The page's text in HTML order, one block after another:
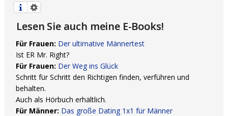
Lesen Sie auch meine E-Books!
Für Frauen: Der ultimative Männertest
Ist ER Mr. Right?
Für Frauen: Der Weg ins Glück
Schritt für Schritt den Richtigen finden, verführen und
behalten.
Auch als Hörbuch erhältlich.
Für Männer: Das große Dating 1x1 für Männer